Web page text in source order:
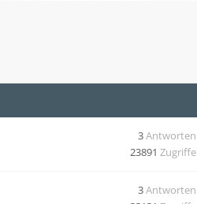
3Antworten
23891 Zugriffe
3Antworten